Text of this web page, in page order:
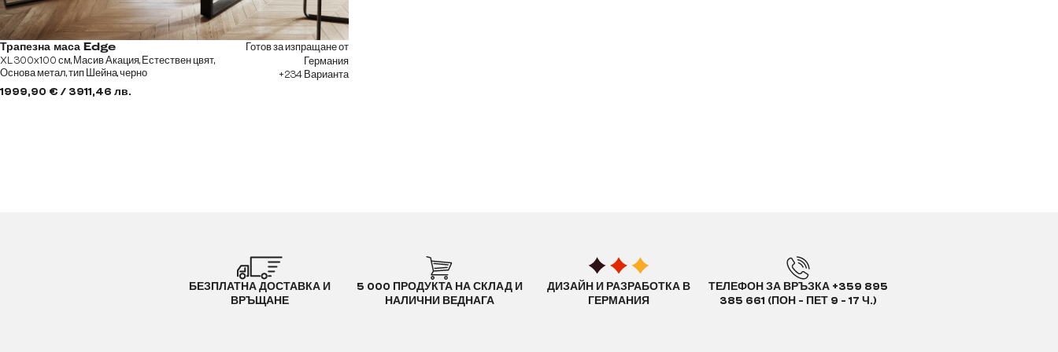
Трапезна маса Edge
XL 300x100 см, Масив Акация, Естествен цвят,
Основа метал, тип Шейна, черно
1999,90 € / 3911,46 лв.
Готов за изпращане от
Германия
+234 Варианта
БЕЗПЛАТНА ДОСТАВКА И
ВРЪЩАНЕ
5 000 ПРОДУКТА НА СКЛАД И
НАЛИЧНИ ВЕДНАГА
ДИЗАЙН И РАЗРАБОТКА В
ГЕРМАНИЯ
ТЕЛЕФОН ЗА ВРЪЗКА +359 895
385 661 (ПОН - ПЕТ 9 - 17 Ч.)